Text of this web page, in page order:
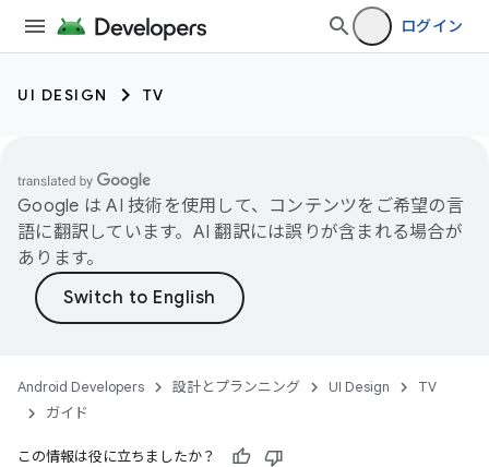
ログイン
UI DESIGN TV
Google は AI 技術を使用して、コンテンツをご希望の言
語に翻訳しています。AI 翻訳には誤りが含まれる場合が
あります。
Android Developers 設計とプランニング UI Design
TV
ガイド
この情報は役に立ちましたか？